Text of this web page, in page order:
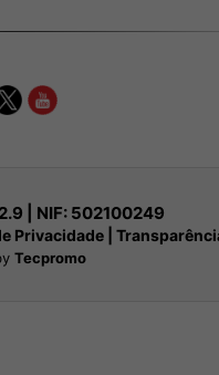
| NIF: 502100249
Privacidade|
Tecpromo